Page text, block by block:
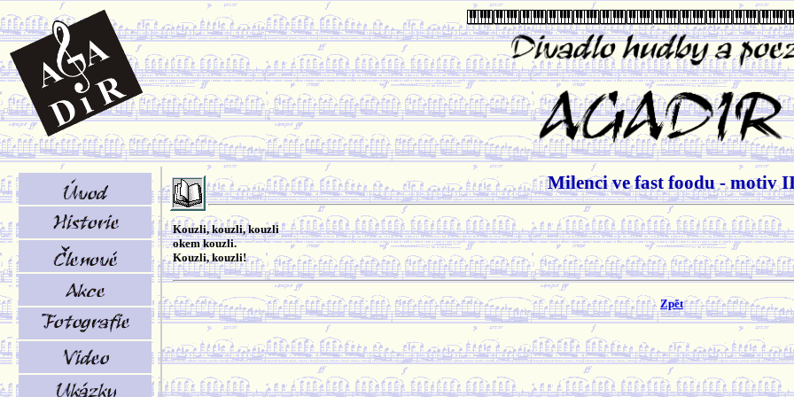
Milenci ve fast foodu - motiv
Kouzli, kouzli, kouzli
okem kouzli.
Kouzli, kouzli!
Zpět